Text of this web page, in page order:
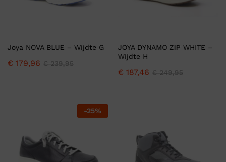
Joya NOVA BLUE – Wijdte G
€ 179,96 €239,95
JOYA DYNAMO ZIP WHITE –
Wijdte H
€ 187,46 €249,95
-25%